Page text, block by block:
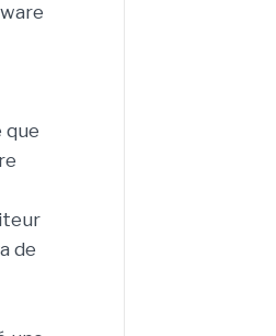
que
de